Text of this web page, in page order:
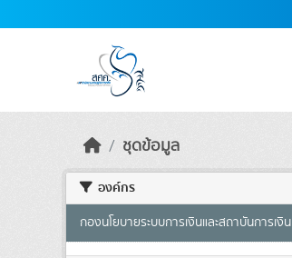
ชุดข้อมูล
องค์กร
กองนโยบายระบบการเงินและสถาบันการเงิน